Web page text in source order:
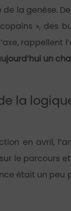
la genèse.
», des
rappellent
un
la
en avril,
le parcours
était un peu